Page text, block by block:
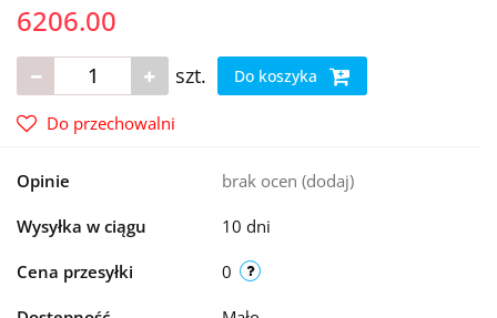
6206.00
szt. Do koszyka
Do przechowalni
Opinie brak ocen (dodaj)
Wysyłka w ciągu 10 dni
Cena przesyłki 0